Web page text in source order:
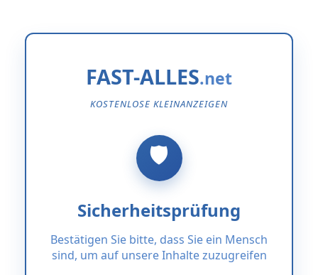
FAST-ALLES
KOSTENLOSE KLEINANZEIGEN
Sicherheitsprüfung
Bestätigen Sie bitte, dass Sie ein Mensch
sind, um auf unsere Inhalte zuzugreifen